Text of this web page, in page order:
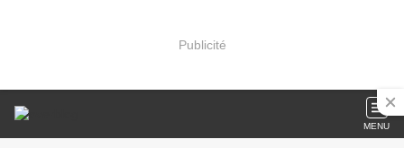
Publicité
MENU